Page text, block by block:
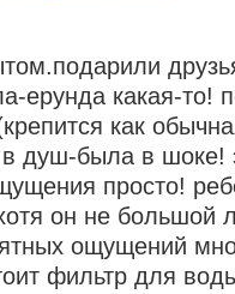
ерунда какая-то!
как
в душ-была в шоке!
просто!
он не большой
ощущений
фильтр для